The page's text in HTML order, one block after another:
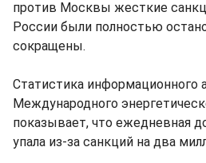
против Москвы жесткие
России были полностью
сокращены.
Статистика информационного
Международного
показывает, что ежедневная
упала из-за санкций на два